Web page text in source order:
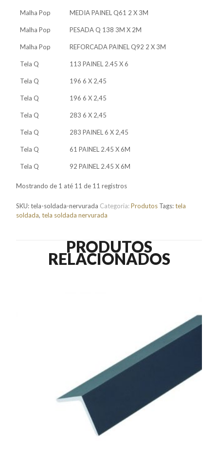
Malha Pop MEDIA PAINEL Q61 2 X 3M
Malha Pop PESADA Q 138 3M X 2M
Malha Pop REFORCADA PAINEL Q92 2 X 3M
Tela Q 113 PAINEL 2.45 X 6
Tela Q 196 6 X 2,45
Tela Q 196 6 X 2,45
Tela Q 283 6 X 2,45
Tela Q 283 PAINEL 6 X 2,45
Tela Q 61 PAINEL 2.45 X 6M
Tela Q 92 PAINEL 2.45 X 6M
Mostrando de 1 até 11 de 11 registros
SKU:tela-soldada-nervurada Categoria:Produtos Tags:tela
soldada, tela soldada nervurada
PRODUTOS
RELACIONADOS